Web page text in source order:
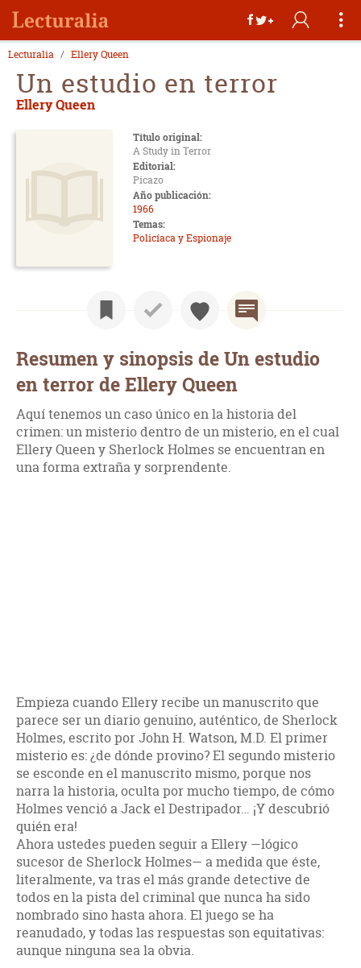
Lecturalia Ellery Queen
Un estudio en terror
Ellery Queen
Título original:
A Study in Terror
Editorial:
Picazo
Año publicación:
1966
Temas:
Policíaca y Espionaje
Resumen y sinopsis de Un estudio
en terror de Ellery Queen
Aquí tenemos un caso único en la historia del
crimen: un misterio dentro de un misterio, en el cual
Ellery Queen y Sherlock Holmes se encuentran en
una forma extraña y sorprendente.
Empieza cuando Ellery recibe un manuscrito que
parece ser un diario genuino, auténtico, de Sherlock
Holmes, escrito por John H. Watson, M.D. El primer
misterio es: ¿de dónde provino? El segundo misterio
se esconde en el manuscrito mismo, porque nos
narra la historia, oculta por mucho tiempo, de cómo
Holmes venció a Jack el Destripador… ¡Y descubrió
quién era!
Ahora ustedes pueden seguir a Ellery —lógico
sucesor de Sherlock Holmes— a medida que éste,
literalmente, va tras el más grande detective de
todos en la pista del criminal que nunca ha sido
nombrado sino hasta ahora. El juego se ha
reanudado, y todas las respuestas son equitativas:
aunque ninguna sea la obvia.